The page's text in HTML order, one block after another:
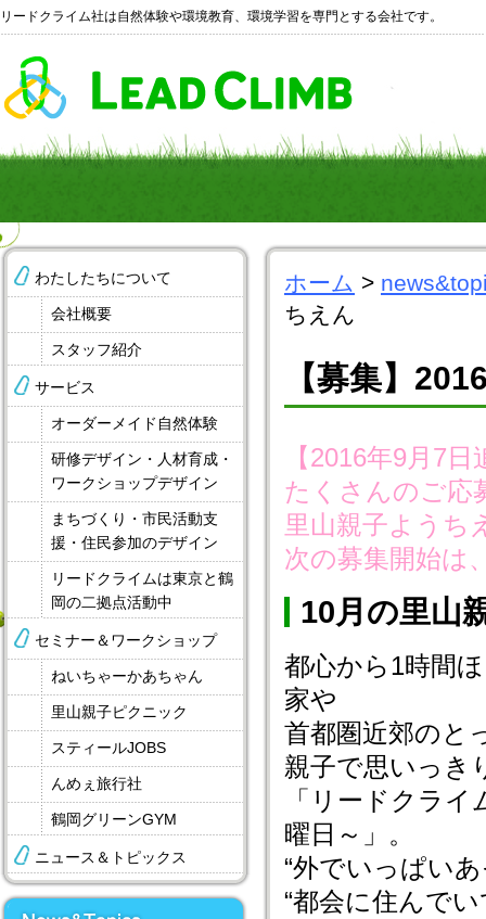
リードクライム社は自然体験や環境教育、環境学習を専門とする会社です。
ホーム >
ちえん
【募集】
【2016年9月7
たくさんのご応
里山親子ようち
次の募集開始は
10月の里山
都心から1時間
家や
首都圏近郊のと
親子で思いっき
「リードクラ
曜日～」。
“外でいっぱい
“都会に住んで
わたしたちについて
会社概要
スタッフ紹介
サービス
オーダーメイド自然体験
研修デザイン・人材育成・
ワークショップデザイン
まちづくり・市民活動支
援・住民参加のデザイン
リードクライムは東京と鶴
岡の二拠点活動中
セミナー＆ワークショップ
ねいちゃーかあちゃん
里山親子ピクニック
スティールJOBS
んめぇ旅行社
鶴岡グリーンGYM
ニュース＆トピックス